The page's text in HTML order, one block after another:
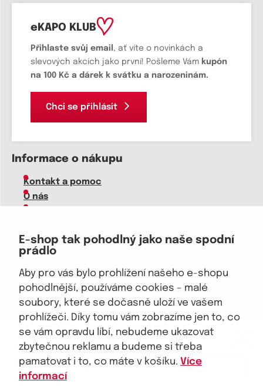
E-shop tak pohodlný jako naše spodní
prádlo
Aby pro vás bylo prohlížení našeho e-shopu
pohodlnější, používáme cookies – malé
soubory, které se dočasně uloží ve vašem
prohlížeči. Díky tomu vám zobrazíme jen to, co
se vám opravdu líbí, nebudeme ukazovat
zbytečnou reklamu a budeme si třeba
pamatovat i to, co máte v košíku. Více
informací
eKAPO KLUB
Přihlaste svůj email , ať víte o novinkách a
slevových akcích jako první! Pošleme Vám kupón
na 100 Kč a dárek k svátku a narozeninám.
Chci se přihlásit
Informace o nákupu
Kontakt a pomoc
O nás
Velkoobchod
Vrácení zboží, reklamace
Obchodní podmínky
Průvodce spokojené ženy
Staňte se naším fanouškem
Jsme důvěryhodný obchod
eKAPO KLUB
Sleva 100 Kč na první nákupnad 1000 Kč